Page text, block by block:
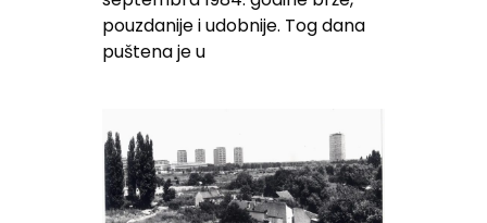
pouzdanije i udobnije. Tog dana
puštena je u